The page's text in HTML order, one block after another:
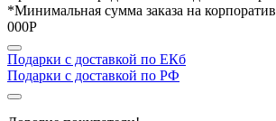
*Минимальная сумма заказа на
000Р
Подарки с доставкой по ЕКб
Подарки с доставкой по РФ